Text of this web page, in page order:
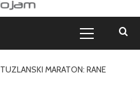
TUZLANSKI MARATON: RANE